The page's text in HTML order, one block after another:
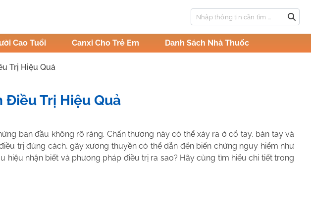
Cao Tuổi Canxi Cho Trẻ Em Danh Sách Nhà Thuốc
Trị Hiệu Quả
Điều Trị Hiệu Quả
ban đầu không rõ ràng. Chấn thương này có thể xảy ra ở cổ tay, bàn tay và
trị đúng cách, gãy xương thuyền có thể dẫn đến biến chứng nguy hiểm như
nhận biết và phương pháp điều trị ra sao? Hãy cùng tìm hiểu chi tiết trong